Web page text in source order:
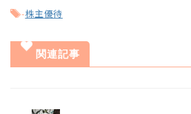
-株主優待
関連記事